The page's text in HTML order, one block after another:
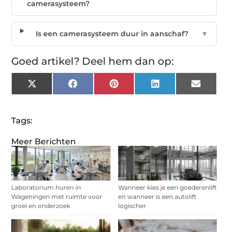
Meer Berichten
Laboratorium huren in
Wageningen met ruimte voor
groei en onderzoek
Wanneer kies je een goederenlift
en wanneer is een autolift
logischer
camerasysteem?
Is een camerasysteem duur in aanschaf? ▼
Goed artikel? Deel hem dan op:
X
(Twitter)
Facebook Pinterest LinkedIn Email
Tags: